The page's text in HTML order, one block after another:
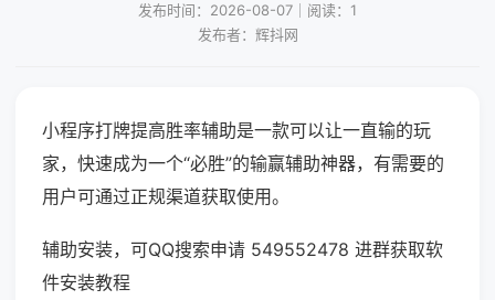
发布时间：2026-08-07｜阅读：1
发布者：辉抖网
小程序打牌提高胜率辅助是一款可以让一直输的玩
家，快速成为一个“必胜”的输赢辅助神器，有需要的
用户可通过正规渠道获取使用。
辅助安装，可QQ搜索申请 549552478 进群获取软
件安装教程